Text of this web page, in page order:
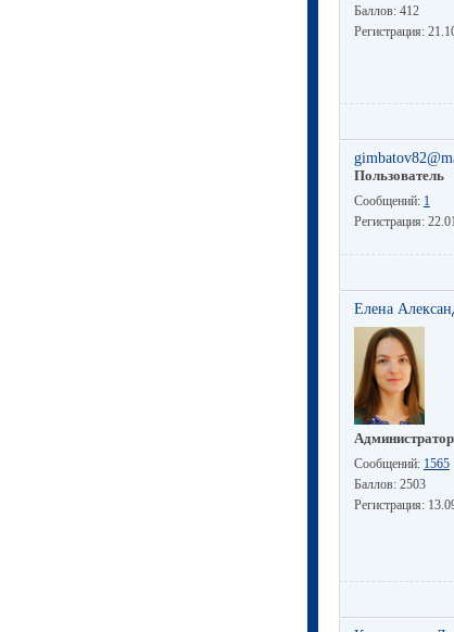
Баллов: 412
Регистрация:
Пользователь
Сообщений: 1
Регистрация:
Елена
Администратор
Сообщений: 1565
Баллов: 2503
Регистрация: